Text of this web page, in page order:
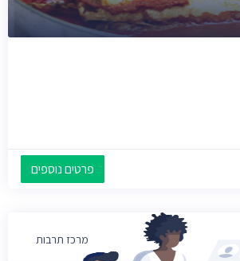
פרטים נוספים
מרכז תרבות